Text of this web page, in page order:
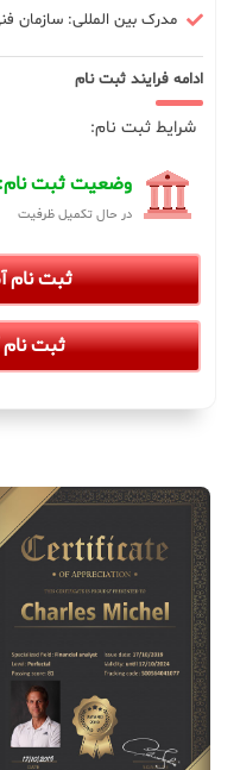
مدرک بین المللی: سازمان
ادامه فرایند ثبت نام
شرایط ثبت نام:
وضعیت ثبت
در حال تکمیل ظرفیت
ثبت
ثبت نام